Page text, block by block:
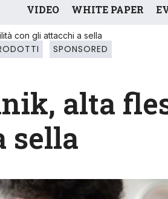
VIDEO WHITE PAPER
con gli attacchi a sella
SPONSORED
alta
sella